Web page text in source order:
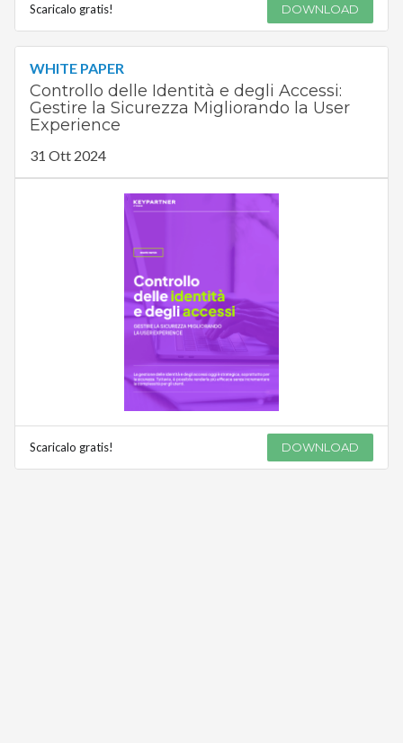
Scaricalo gratis! DOWNLOAD
WHITE PAPER
Controllo delle Identità e degli Accessi:
Gestire la Sicurezza Migliorando la User
Experience
31 Ott 2024
Scaricalo gratis! DOWNLOAD